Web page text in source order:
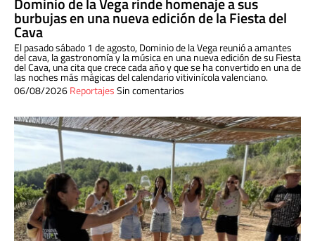
burbujas en una nueva edición de la Fiesta del
Cava
El pasado sábado 1 de agosto, Dominio de la Vega reunió a amantes
del cava, la gastronomía y la música en una nueva edición de su Fiesta
del Cava, una cita que crece cada año y que se ha convertido en una de
las noches más mágicas del calendario vitivinícola valenciano.
06/08/2026ReportajesSin comentarios